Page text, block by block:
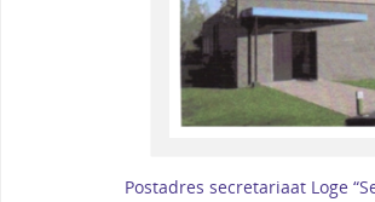
Postadres secretariaat Loge